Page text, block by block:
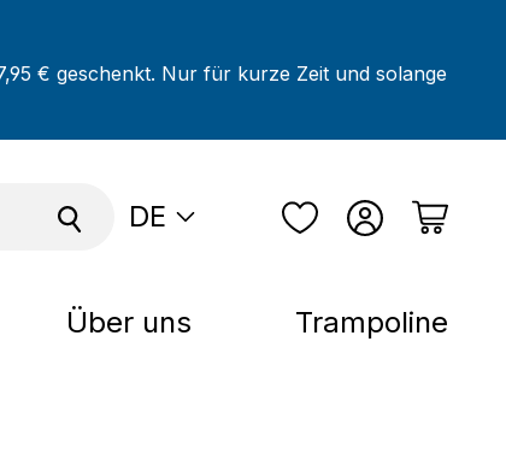
€ geschenkt. Nur für kurze Zeit und solange
DE
Über uns Trampoline